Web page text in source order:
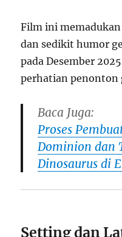
Film ini
dan sedikit humor
pada Desember
perhatian penonton
Baca Juga:
Proses
Dominion dan
Dinosaurus di
Setting dan